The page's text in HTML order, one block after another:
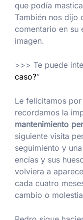
que podía
También nos dijo
comentario en su
imagen.
>>> Te puede
caso?”
Le felicitamos
recordamos la
mantenimiento
siguiente visita
seguimiento y
encías y sus
volviera a
cada cuatro
cambio o